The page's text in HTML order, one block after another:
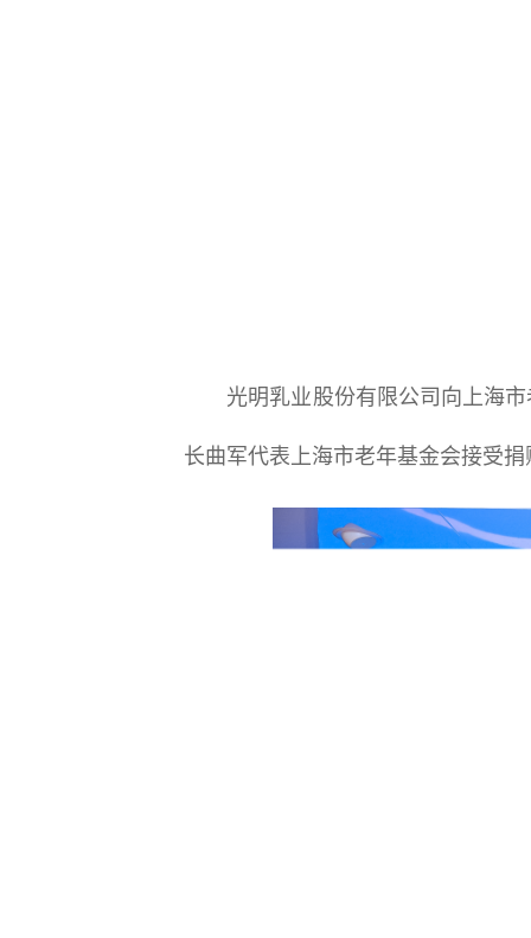
光明乳业股份有限公司向上海市
长曲军代表上海市老年基金会接受